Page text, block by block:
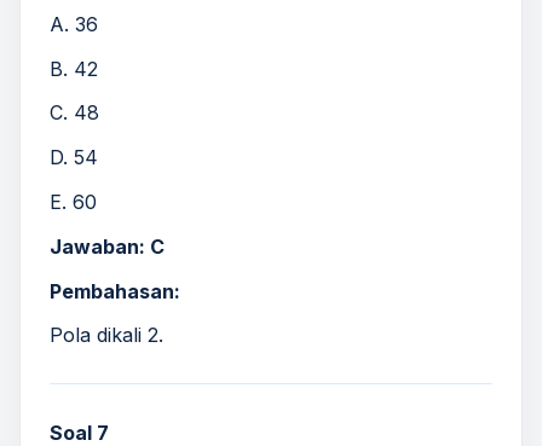
A. 36
B. 42
C. 48
D. 54
E. 60
Jawaban: C
Pembahasan:
Pola dikali 2.
Soal 7